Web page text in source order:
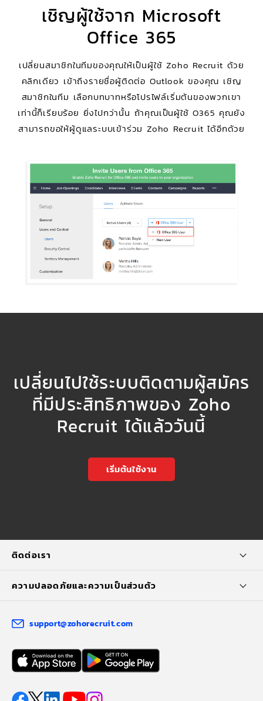
เชิญผู้ใช้จาก Microsoft
Office 365
เปลี่ยนสมาชิกในทีมของคุณให้เป็นผู้ใช้ Zoho Recruit ด้วย
คลิกเดียว เข้าถึงรายชื่อผู้ติดต่อ Outlook ของคุณ เชิญ
สมาชิกในทีม เลือกบทบาทหรือโปรไฟล์เริ่มต้นของพวกเขา
เท่านี้ก็เรียบร้อย ยิ่งไปกว่านั้น ถ้าคุณเป็นผู้ใช้ O365 คุณยัง
สามารถขอให้ผู้ดูแลระบบเข้าร่วม Zoho Recruit ได้อีกด้วย
เปลี่ยนไปใช้ระบบติดตามผู้สมัคร
ที่มีประสิทธิภาพของ Zoho
Recruit ได้แล้ววันนี้
เริ่มต้นใช้งาน
ติดต่อเรา
ความปลอดภัยและความเป็นส่วนตัว
support@zohorecruit.com